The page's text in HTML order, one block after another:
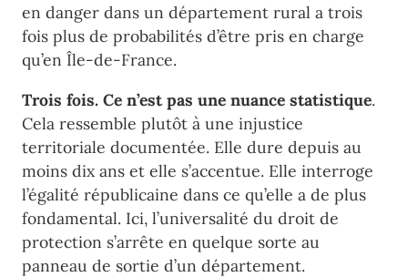
en danger dans un département rural a trois
fois plus de probabilités d’être pris en charge
qu’en Île-de-France.
Trois fois. Ce n’est pas une nuance statistique.
Cela ressemble plutôt à une injustice
territoriale documentée. Elle dure depuis au
moins dix ans et elle s’accentue. Elle interroge
l’égalité républicaine dans ce qu’elle a de plus
fondamental. Ici, l’universalité du droit de
protection s’arrête en quelque sorte au
panneau de sortie d’un département.